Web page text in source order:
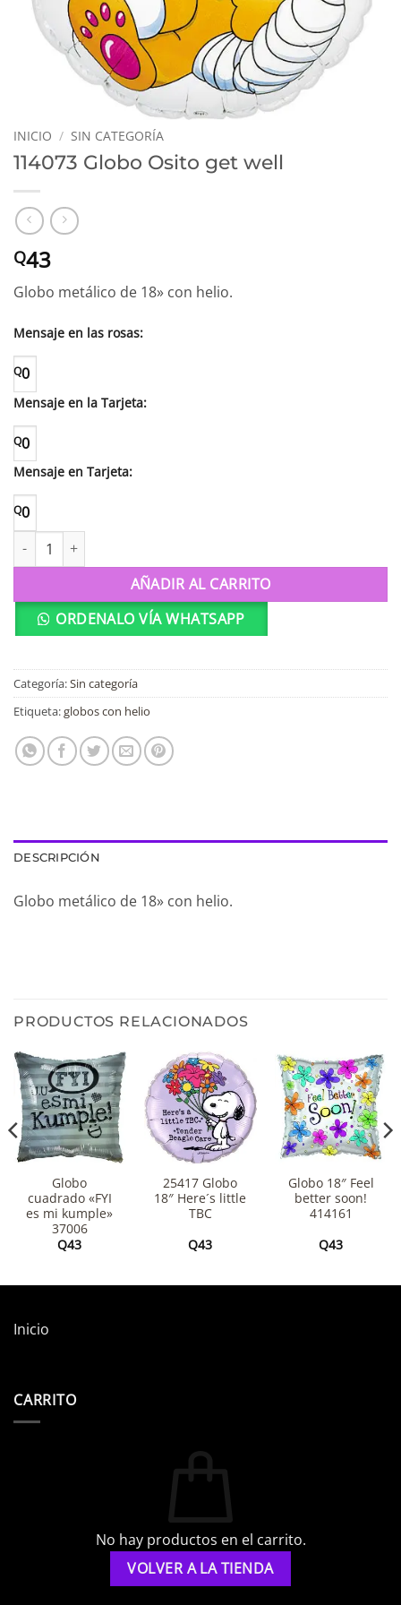
INICIO / SIN CATEGORÍA
114073 Globo Osito get well
Q43
Globo metálico de 18» con helio.
Mensaje en las rosas:
Q0
Mensaje en la Tarjeta:
Q0
Mensaje en Tarjeta:
Q0
114073 Globo Osito get well cantidad
AÑADIR AL CARRITO
ORDENALO VÍA WHATSAPP
Categoría:Sin categoría
Etiqueta:globos con helio
DESCRIPCIÓN
Globo metálico de 18» con helio.
PRODUCTOS RELACIONADOS
Globo
cuadrado «FYI
es mi kumple»
37006
Q43
25417 Globo
18″ Here´s little
TBC
Q43
Globo 18″ Feel
better soon!
414161
Q43
Inicio
CARRITO
No hay productos en el carrito.
VOLVER A LA TIENDA